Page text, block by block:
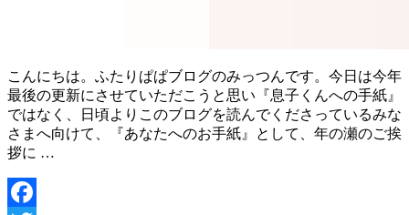
こんにちは。ふたりぱぱブログのみっつんです。今日は今年
最後の更新にさせていただこうと思い『息子くんへの手紙』
ではなく、日頃よりこのブログを読んでくださっているみな
さまへ向けて、『あなたへのお手紙』として、年の瀬のご挨
拶に …